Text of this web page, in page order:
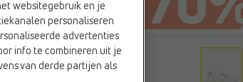
Kleur
Wit
websitegebruik en je
personaliseren
advertenties
info te combineren uit je
van derde partijen als